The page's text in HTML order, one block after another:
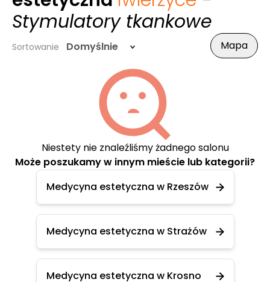
Stymulatory tkankowe
Sortowanie Domyślnie Mapa
Niestety nie znaleźliśmy żadnego salonu
Może poszukamy w innym mieście lub kategorii?
Medycyna estetyczna w Rzeszów
Medycyna estetyczna w Strażów
Medycyna estetyczna w Krosno